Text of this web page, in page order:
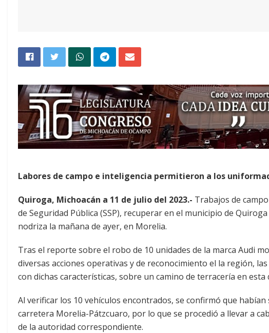
Labores de campo e inteligencia permitieron a los
Quiroga, Michoacán a 11 de julio del 2023.- Trabajos de
de Seguridad Pública (SSP), recuperar en el municipio de
nodriza la mañana de ayer, en Morelia.
Tras el reporte sobre el robo de 10 unidades de la marca Audi
diversas acciones operativas y de reconocimiento el la región,
con dichas características, sobre un camino de terracería en esta
Al verificar los 10 vehículos encontrados, se confirmó que
carretera Morelia-Pátzcuaro, por lo que se procedió a llevar a
de la autoridad correspondiente.